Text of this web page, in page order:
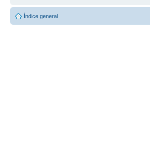
Índice general